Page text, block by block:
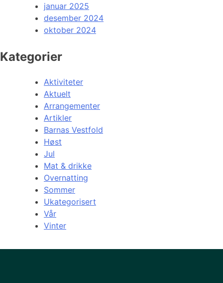
januar 2025
desember 2024
oktober 2024
Kategorier
Aktiviteter
Aktuelt
Arrangementer
Artikler
Barnas Vestfold
Høst
Jul
Mat & drikke
Overnatting
Sommer
Ukategorisert
Vår
Vinter